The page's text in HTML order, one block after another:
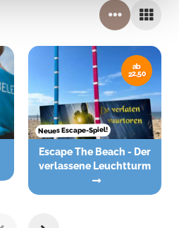
ab
22,50
Neues Escape-Spiel!
Escape The Beach - Der
verlassene Leuchtturm